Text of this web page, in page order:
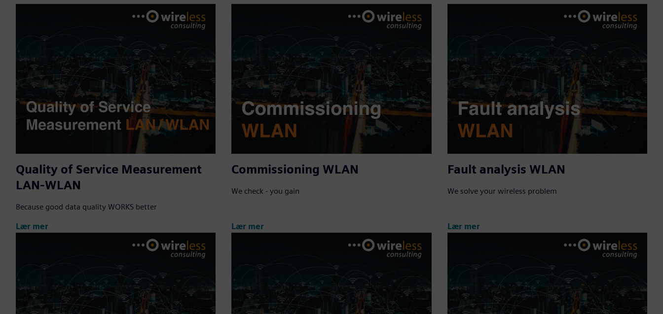
Quality of Service Measurement
LAN-WLAN
Because good data quality WORKS better
Lær mer
Commissioning WLAN
We check - you gain
Lær mer
Fault analysis WLAN
We solve your wireless problem
Lær mer